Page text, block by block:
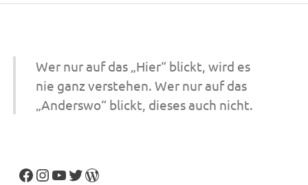
Wer nur auf das „Hier“ blickt, wird es
nie ganz verstehen. Wer nur auf das
„Anderswo“ blickt, dieses auch nicht.
Facebook
Instagram
YouTube
Twitter
WordPress